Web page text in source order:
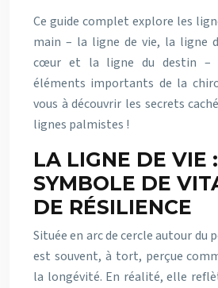
Ce guide complet explore les
main – la ligne de vie, la ligne
cœur et la ligne du destin –
éléments importants de la
vous à découvrir les secrets
lignes palmistes !
LA LIGNE DE VIE :
SYMBOLE DE
DE RÉSILIENCE
Située en arc de cercle autour du
est souvent, à tort, perçue
la longévité. En réalité, elle